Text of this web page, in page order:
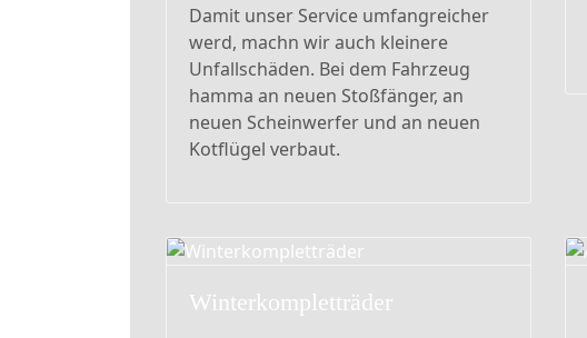
Damit unser Service umfangreicher
werd, machn wir auch kleinere
Unfallschäden. Bei dem Fahrzeug
hamma an neuen Stoßfänger, an
neuen Scheinwerfer und an neuen
Kotflügel verbaut.
Winterkompletträder